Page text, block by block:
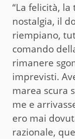
“La felicità, la
nostalgia, il
riempiano,
comando
rimanere
imprevisti.
marea scura
me e
ero mai
razionale,